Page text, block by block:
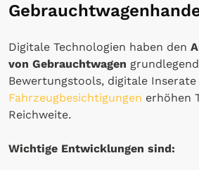
Digitale Technologien haben den
von Gebrauchtwagen
Bewertungstools, digitale
Fahrzeugbesichtigungen erhöhen
Reichweite.
Wichtige Entwicklungen sind: